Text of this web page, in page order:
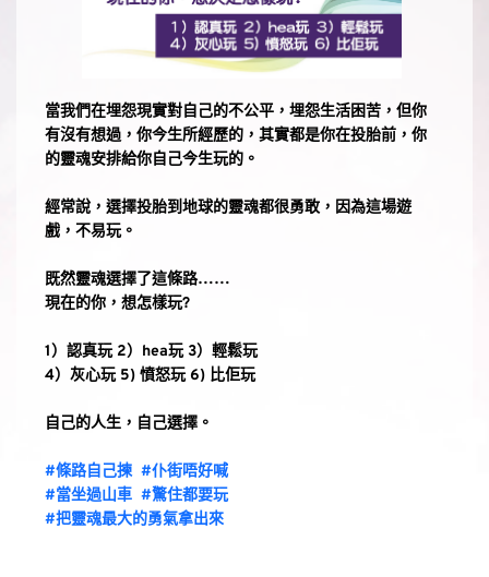
當我們在埋怨現實對自己的不公平，埋怨生活困苦，但你
有沒有想過，你今生所經歷的，其實都是你在投胎前，你
的靈魂安排給你自己今生玩的。
經常說，選擇投胎到地球的靈魂都很勇敢，因為這場遊
戲，不易玩。
既然靈魂選擇了這條路……
現在的你，想怎樣玩?
1）認真玩 2）hea玩 3）輕鬆玩
4）灰心玩 5) 憤怒玩 6) 比佢玩
自己的人生，自己選擇。
#條路自己揀  #仆街唔好喊
#當坐過山車 #驚住都要玩
#把靈魂最大的勇氣拿出來